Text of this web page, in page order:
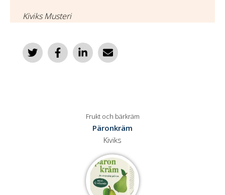
Kiviks Musteri
Frukt och bärkräm
Päronkräm
Kiviks